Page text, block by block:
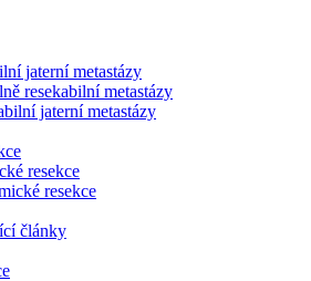
jaterní metastázy
resekabilní metastázy
jaterní metastázy
resekce
resekce
články